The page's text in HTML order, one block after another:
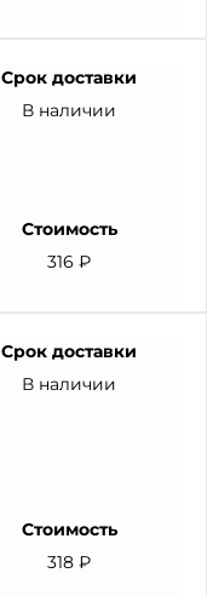
Срок доставки
В наличии
Стоимость
316 ₽
Срок доставки
В наличии
Стоимость
318 ₽